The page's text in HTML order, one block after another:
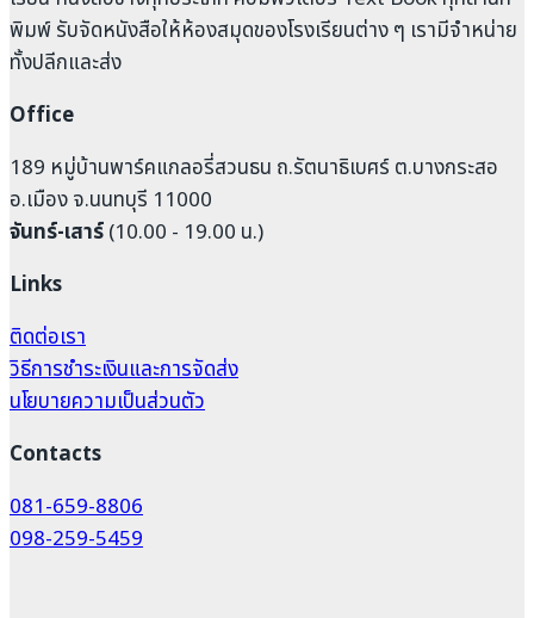
พิมพ์ รับจัดหนังสือให้ห้องสมุดของโรงเรียนต่าง ๆ เรามีจำหน่าย
ทั้งปลีกและส่ง
Office
189 หมู่บ้านพาร์คแกลอรี่สวนธน ถ.รัตนาธิเบศร์ ต.บางกระสอ
อ.เมือง จ.นนทบุรี 11000
จันทร์-เสาร์(10.00 - 19.00 น.)
Links
ติดต่อเรา
วิธีการชำระเงินและการจัดส่ง
นโยบายความเป็นส่วนตัว
Contacts
081-659-8806
098-259-5459